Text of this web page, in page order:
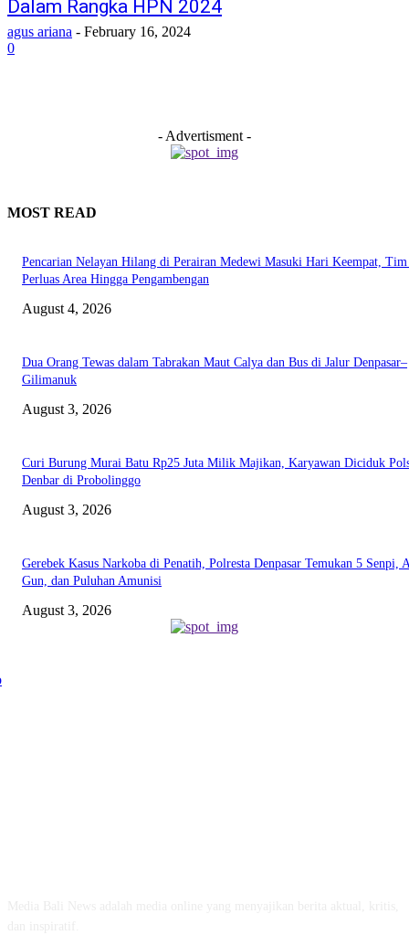
Dalam Rangka HPN 2024
agus ariana - February 16, 2024
0
- Advertisment -
MOST READ
Pencarian Nelayan Hilang di Perairan Medewi Masuki Hari Keempat,
Perluas Area Hingga Pengambengan
August 4, 2026
Dua Orang Tewas dalam Tabrakan Maut Calya dan Bus di Jalur Denpasar–
Gilimanuk
August 3, 2026
Curi Burung Murai Batu Rp25 Juta Milik Majikan, Karyawan Diciduk
Denbar di Probolinggo
August 3, 2026
Gerebek Kasus Narkoba di Penatih, Polresta Denpasar Temukan 5 Senpi,
Gun, dan Puluhan Amunisi
August 3, 2026